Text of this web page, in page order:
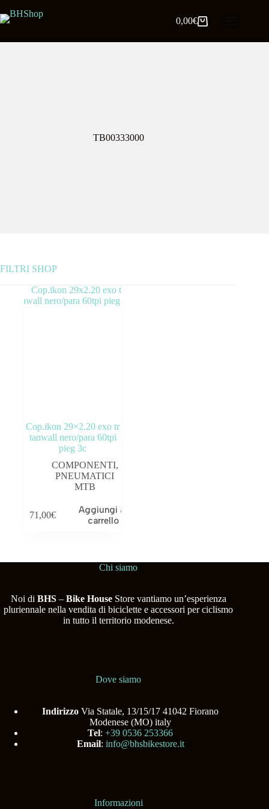
0,00€
TB00333000
FILTRI SHOP
OUTLET
Tag prodotto
Cop.ikon 29×2.20 exo tr
tanwall nero/para 60tpi
pieg 3c
COMPONENTI,
PNEUMATICI
MTB
71,00€
Aggiungi al
carrello
Chi siamo
Noi di BHS– Bike HouseStore vantiamo un’esperienza
pluriennale nella vendita di biciclette e accessori per ciclismo
in tutto il territorio modenese.
Dove siamo
Indirizzo Via Statale, 13/15/17 41042 Fiorano
Modenese (MO) italy
Tel:+39 0536 253366
Email: info@bhsbikestore.it
Informazioni